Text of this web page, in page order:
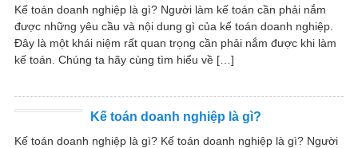
Kế toán doanh nghiệp là gì? Người làm kế toán cần phải nắm
được những yêu cầu và nội dung gì của kế toán doanh nghiệp.
Đây là một khái niệm rất quan trọng cần phải nắm được khi làm
kế toán. Chúng ta hãy cùng tìm hiểu về […]
Kế toán doanh nghiệp là gì?
Kế toán doanh nghiệp là gì? Kế toán doanh nghiệp là gì? Người